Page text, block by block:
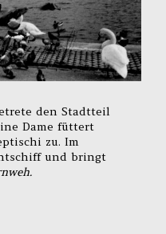
den Stadtteil
Dame füttert
zu. Im
und bringt